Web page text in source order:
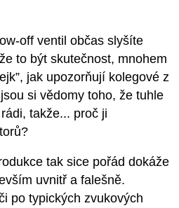
off ventil občas slyšíte
to být skutečnost, mnohem
jak upozorňují kolegové z
si vědomy toho, že tuhle
takže... proč ji
tak sice pořád dokáže
uvnitř a falešně.
po typických zvukových